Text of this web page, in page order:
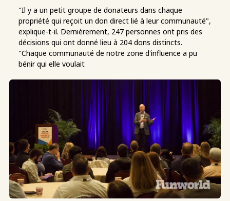
"Il y a un petit groupe de donateurs dans chaque
propriété qui reçoit un don direct lié à leur communauté",
explique-t-il. Dernièrement, 247 personnes ont pris des
décisions qui ont donné lieu à 204 dons distincts.
"Chaque communauté de notre zone d'influence a pu
bénir qui elle voulait